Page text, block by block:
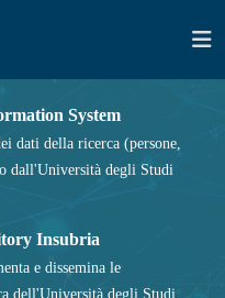
System
dati della ricerca (persone,
dall'Università degli Studi
Insubria
e dissemina le
dell'Università degli Studi